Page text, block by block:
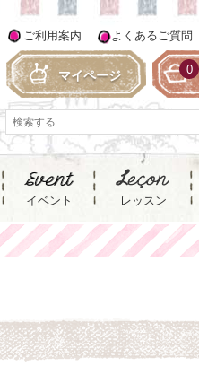
イベント レッスン
ご利用案内 よくあるご質問
マイページ 0